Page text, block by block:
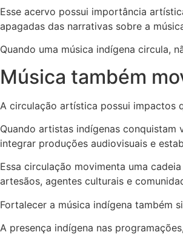
Esse acervo possui importância
apagadas das narrativas sobre a
Quando uma música indígena circula,
Música também
A circulação artística possui impactos
Quando artistas indígenas
integrar produções audiovisuais e
Essa circulação movimenta uma
artesãos, agentes culturais e
Fortalecer a música indígena também
A presença indígena nas